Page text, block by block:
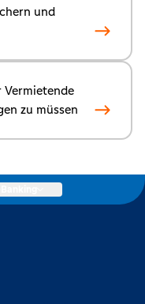
und
zu müssen